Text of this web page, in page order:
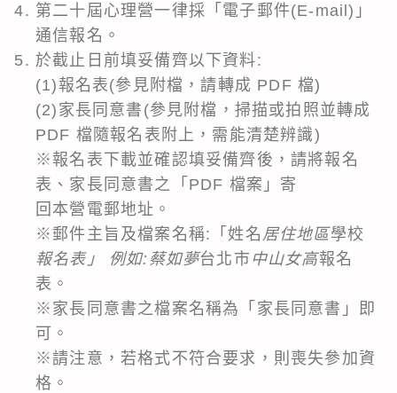
第二十屆心理營一律採「電子郵件(E-mail)」
通信報名。
於截止日前填妥備齊以下資料:
(1)報名表(參見附檔，請轉成 PDF 檔)
(2)家長同意書(參見附檔，掃描或拍照並轉成
PDF 檔隨報名表附上，需能清楚辨識)
※報名表下載並確認填妥備齊後，請將報名
表、家長同意書之「PDF 檔案」寄
回本營電郵地址。
※郵件主旨及檔案名稱:「姓名 居住地區學校
報名表」 例如:蔡如夢台北市 中山女高報名
表。
※家長同意書之檔案名稱為「家長同意書」即
可。
※請注意，若格式不符合要求，則喪失參加資
格。